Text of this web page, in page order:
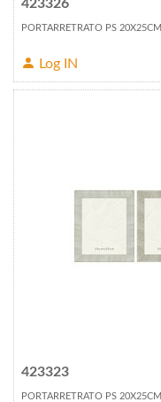
423326
PORTARRETRATO PS
Log IN
423323
PORTARRETRATO PS